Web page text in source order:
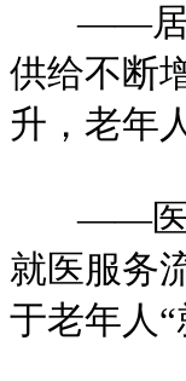
——居家
供给不断
升，老年
——医疗
就医服务
于老年人